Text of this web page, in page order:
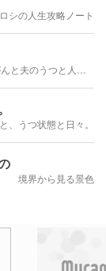
シの人生攻略ノート
地球の隅っこの暮らし～子宮体がんと夫のうつと人生のかたち
、うつ状態と日々。
境界から見る景色